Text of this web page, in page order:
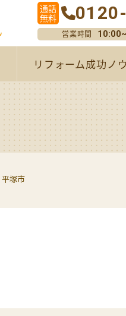
通話
無料
営業時間
リフォーム成功ノ
平塚市